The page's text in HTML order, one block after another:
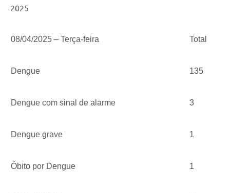
Contato
2025
08/04/2025 – Terça-feira Total
Dengue 135
Dengue com sinal de alarme 3
Dengue grave 1
Óbito por Dengue 1